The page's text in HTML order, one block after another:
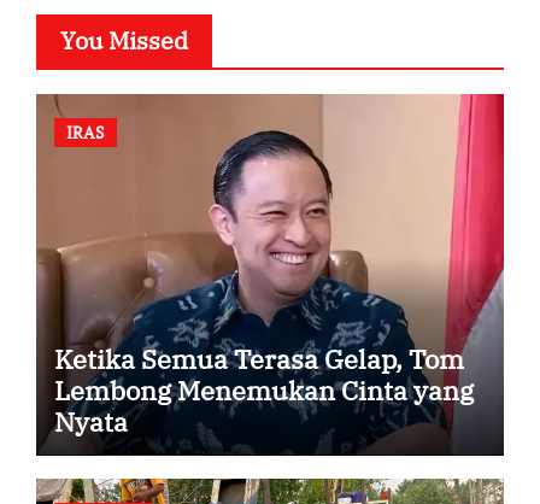
You Missed
IRAS
Ketika Semua Terasa Gelap, Tom
Lembong Menemukan Cinta yang
Nyata